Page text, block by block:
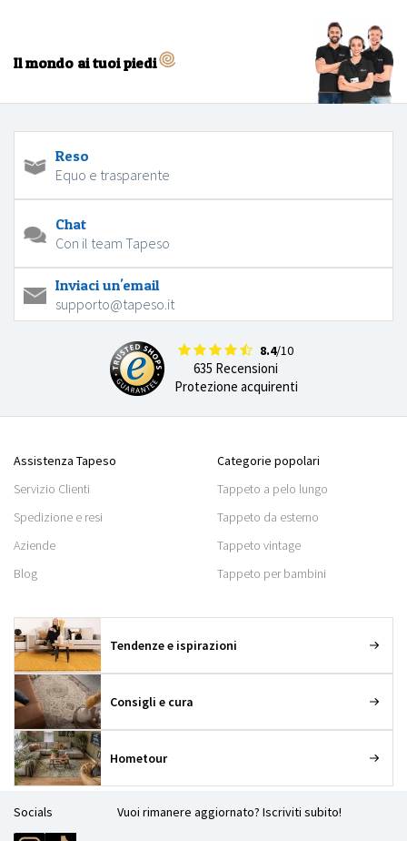
Il mondo ai tuoi piedi
Reso
Equo e trasparente
Chat
Con il team Tapeso
Inviaci un'email
supporto@tapeso.it
8.4/10
635 Recensioni
Protezione acquirenti
Assistenza Tapeso
Servizio Clienti
Spedizione e resi
Aziende
Blog
Categorie popolari
Tappeto a pelo lungo
Tappeto da esterno
Tappeto vintage
Tappeto per bambini
Tendenze e ispirazioni
Consigli e cura
Hometour
Socials Vuoi rimanere aggiornato? Iscriviti subito!